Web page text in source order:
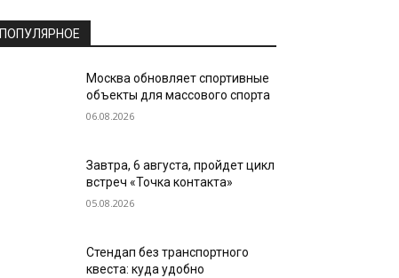
ПОПУЛЯРНОЕ
Москва обновляет спортивные
объекты для массового спорта
06.08.2026
Завтра, 6 августа, пройдет цикл
встреч «Точка контакта»
05.08.2026
Стендап без транспортного
квеста: куда удобно